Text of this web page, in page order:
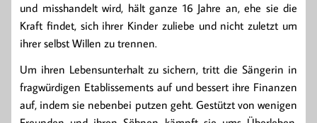
und misshandelt wird, hält ganze 16 Jahre an, ehe sie die
Kraft findet, sich ihrer Kinder zuliebe und nicht zuletzt um
ihrer selbst Willen zu trennen.
Um ihren Lebensunterhalt zu sichern, tritt die Sängerin in
fragwürdigen Etablissements auf und bessert ihre Finanzen
auf, indem sie nebenbei putzen geht. Gestützt von wenigen